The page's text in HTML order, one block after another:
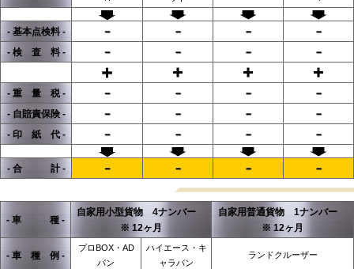
- 基本点検料 -
- 検 査 料 -
- 重 量 税 -
- 自賠責保険 -
- 印 紙 代 -
- 合 計 -
- 車 種 -
自家用小型貨物 4ナンバー
※ 12ヶ月
自家用普通貨物 1ナンバー
※ 12ヶ月
- 車 種 例 -
プロBOX・AD
バン
ハイエース・キ
ャラバン
ランドクルーザー